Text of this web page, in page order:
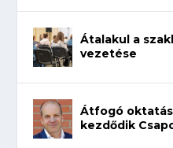
Átalakul a
vezetése
Átfogó
kezdődik